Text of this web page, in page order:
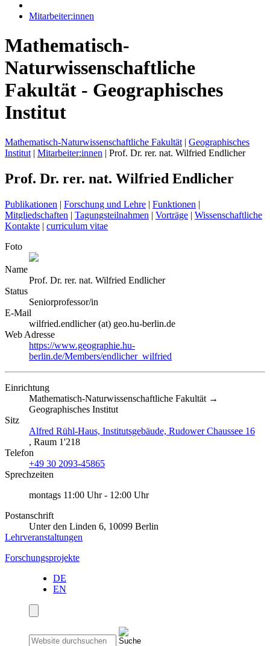
Mitarbeiter:innen
Mathematisch-
Naturwissenschaftliche
Fakultät - Geographisches
Institut
Mathematisch-Naturwissenschaftliche Fakultät | Geographisches
Institut | Mitarbeiter:innen | Prof. Dr. rer. nat. Wilfried Endlicher
Prof. Dr. rer. nat. Wilfried Endlicher
Publikationen | Forschung und Lehre | Funktionen |
Mitgliedschaften | Tagungsteilnahmen | Vorträge | Wissenschaftliche
Kontakte | curriculum vitae
Foto
Name
Prof. Dr. rer. nat. Wilfried Endlicher
Status
Seniorprofessor/in
E-Mail
wilfried.endlicher (at) geo.hu-berlin.de
Web Adresse
https://www.geographie.hu-
berlin.de/Members/endlicher_wilfried
Einrichtung
Mathematisch-Naturwissenschaftliche Fakultät →
Geographisches Institut
Sitz
Alfred Rühl-Haus, Institutsgebäude, Rudower Chaussee 16
, Raum 1'218
Telefon
+49 30 2093-45865
Sprechzeiten
montags 11:00 Uhr - 12:00 Uhr
Postanschrift
Unter den Linden 6, 10099 Berlin
Lehrveranstaltungen
Forschungsprojekte
DE
EN